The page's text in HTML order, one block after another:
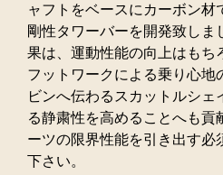
ャフトをベースにカーボン材
剛性タワーバーを開発致しま
果は、運動性能の向上はもち
フットワークによる乗り心地
ビンへ伝わるスカットルシェ
る静粛性を高めることへも貢
ーツの限界性能を引き出す必
下さい。